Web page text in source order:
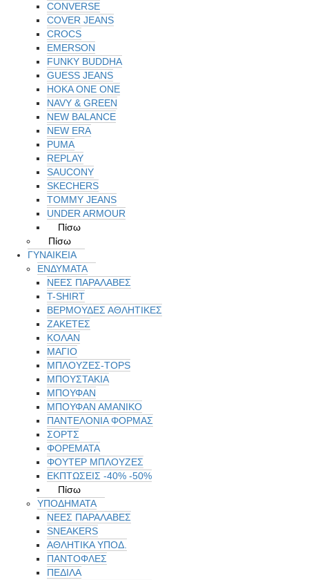
CONVERSE
COVER JEANS
CROCS
EMERSON
FUNKY BUDDHA
GUESS JEANS
HOKA ONE ONE
NAVY & GREEN
NEW BALANCE
NEW ERA
PUMA
REPLAY
SAUCONY
SKECHERS
TOMMY JEANS
UNDER ARMOUR
Πίσω
Πίσω
ΓΥΝΑΙΚΕΙΑ
ΕΝΔΥΜΑΤΑ
ΝΕΕΣ ΠΑΡΑΛΑΒΕΣ
T-SHIRT
ΒΕΡΜΟΥΔΕΣ ΑΘΛΗΤΙΚΕΣ
ΖΑΚΕΤΕΣ
ΚΟΛΑΝ
ΜΑΓΙΟ
ΜΠΛΟΥΖΕΣ-TOPS
ΜΠΟΥΣΤΑΚΙΑ
ΜΠΟΥΦΑΝ
ΜΠΟΥΦΑΝ ΑΜΑΝΙΚΟ
ΠΑΝΤΕΛΟΝΙΑ ΦΟΡΜΑΣ
ΣΟΡΤΣ
ΦΟΡΕΜΑΤΑ
ΦΟΥΤΕΡ ΜΠΛΟΥΖΕΣ
ΕΚΠΤΏΣΕΙΣ -40% -50%
Πίσω
ΥΠΟΔΗΜΑΤΑ
ΝΕΕΣ ΠΑΡΑΛΑΒΕΣ
SNEAKERS
ΑΘΛΗΤΙΚΑ ΥΠΟΔ.
ΠΑΝΤΟΦΛΕΣ
ΠΕΔΙΛΑ